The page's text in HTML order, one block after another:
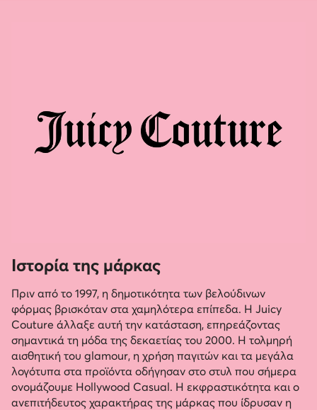
Ιστορία της μάρκας
Πριν από το 1997, η δημοτικότητα των βελούδινων
φόρμας βρισκόταν στα χαμηλότερα επίπεδα. Η Juicy
Couture άλλαξε αυτή την κατάσταση, επηρεάζοντας
σημαντικά τη μόδα της δεκαετίας του 2000. Η τολμηρή
αισθητική του glamour, η χρήση παγιτών και τα μεγάλα
λογότυπα στα προϊόντα οδήγησαν στο στυλ που σήμερα
ονομάζουμε Hollywood Casual. Η εκφραστικότητα και ο
ανεπιτήδευτος χαρακτήρας της μάρκας που ίδρυσαν η